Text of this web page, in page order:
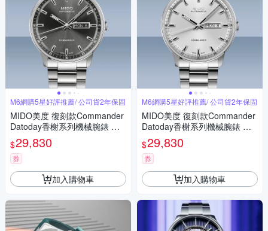
M6網購5星好評推薦/ 公司貨2年保固
MIDO美度 復刻款Commander
Datoday香榭系列機械腕錶 精
鋼灰面40㎜ M6(M0214301106
100)
$29,830
券
加入購物車
M6網購5星好評推薦/ 公司貨2年保固
MIDO美度 復刻款Commander
Datoday香榭系列機械腕錶 精
鋼銀面40㎜ M6(M0214301103
100)
$29,830
券
加入購物車